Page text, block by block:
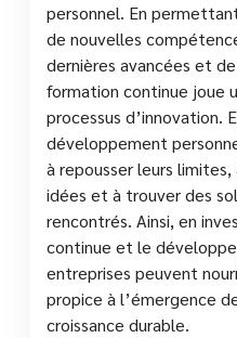
personnel. En
de nouvelles
dernières avancées et
formation continue joue
processus d’innovation.
développement
à repousser leurs
idées et à trouver des
rencontrés. Ainsi, en
continue et le
entreprises peuvent
propice à l’émergence
croissance durable.